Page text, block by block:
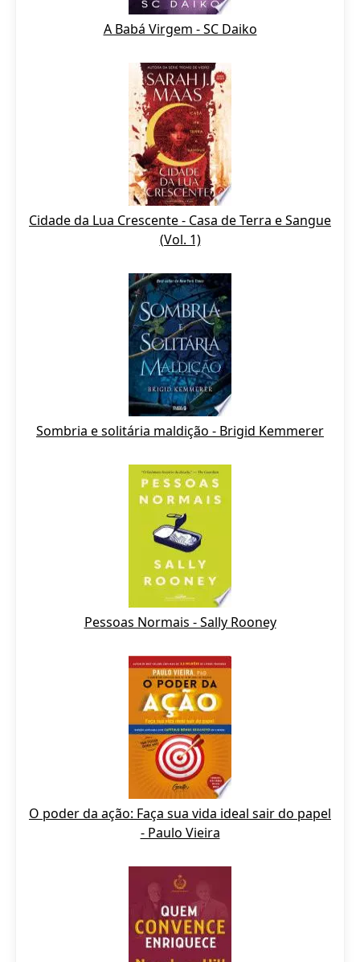
A Babá Virgem - SC Daiko
Cidade da Lua Crescente - Casa de Terra e Sangue
(Vol. 1)
Sombria e solitária maldição - Brigid Kemmerer
Pessoas Normais - Sally Rooney
O poder da ação: Faça sua vida ideal sair do papel
- Paulo Vieira